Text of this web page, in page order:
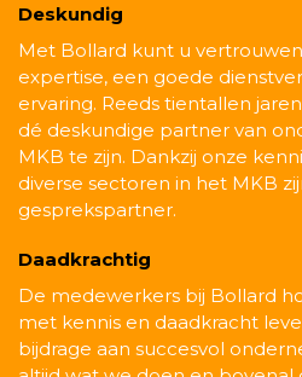
Deskundig
Met Bollard kunt u
expertise, een goede
ervaring. Reeds tientallen
dé deskundige partner van
MKB te zijn. Dankzij onze
diverse sectoren in het MKB
gesprekspartner.
Daadkrachtig
De medewerkers bij Bollard
met kennis en daadkracht
bijdrage aan succesvol